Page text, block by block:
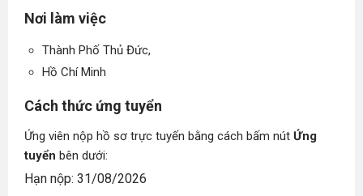
Nơi làm việc
Thành Phố Thủ Đức,
Hồ Chí Minh
Cách thức ứng tuyển
Ứng viên nộp hồ sơ trực tuyến bằng cách bấm nút Ứng
tuyển bên dưới:
Hạn nộp: 31/08/2026